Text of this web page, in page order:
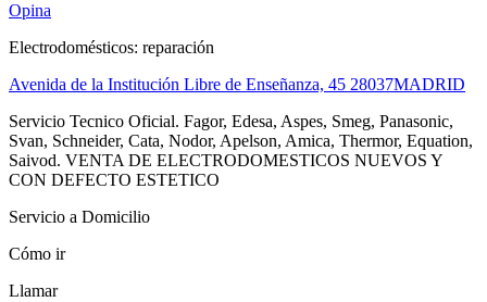
Opina
Electrodomésticos: reparación
Avenida de la Institución Libre de Enseñanza, 45 28037MADRID
Servicio Tecnico Oficial. Fagor, Edesa, Aspes, Smeg, Panasonic,
Svan, Schneider, Cata, Nodor, Apelson, Amica, Thermor, Equation,
Saivod. VENTA DE ELECTRODOMESTICOS NUEVOS Y
CON DEFECTO ESTETICO
Servicio a Domicilio
Cómo ir
Llamar